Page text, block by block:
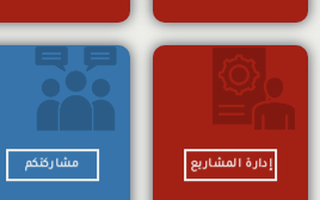
إدارة المشاريع مشاركتكم